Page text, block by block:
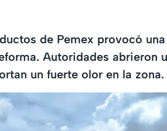
de Pemex provocó
Autoridades abrieron
un fuerte olor en la zona.